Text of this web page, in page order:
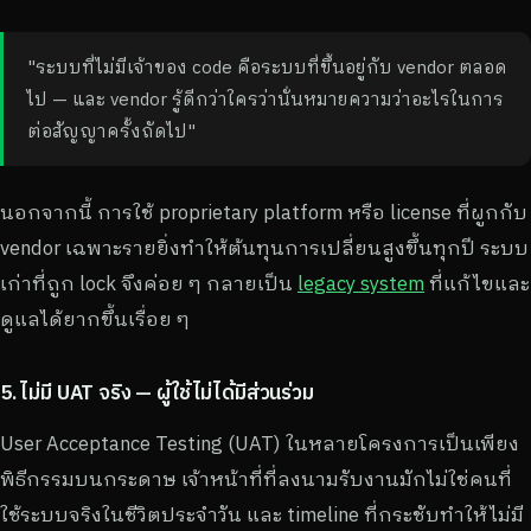
"ระบบที่ไม่มีเจ้าของ code คือระบบที่ขึ้นอยู่กับ vendor ตลอด
ไป — และ vendor รู้ดีกว่าใครว่านั่นหมายความว่าอะไรในการ
ต่อสัญญาครั้งถัดไป"
นอกจากนี้ การใช้ proprietary platform หรือ license ที่ผูกกับ
vendor เฉพาะรายยิ่งทำให้ต้นทุนการเปลี่ยนสูงขึ้นทุกปี ระบบ
เก่าที่ถูก lock จึงค่อย ๆ กลายเป็น legacy system ที่แก้ไขและ
ดูแลได้ยากขึ้นเรื่อย ๆ
5. ไม่มี UAT จริง — ผู้ใช้ไม่ได้มีส่วนร่วม
User Acceptance Testing (UAT) ในหลายโครงการเป็นเพียง
พิธีกรรมบนกระดาษ เจ้าหน้าที่ที่ลงนามรับงานมักไม่ใช่คนที่
ใช้ระบบจริงในชีวิตประจำวัน และ timeline ที่กระชับทำให้ไม่มี